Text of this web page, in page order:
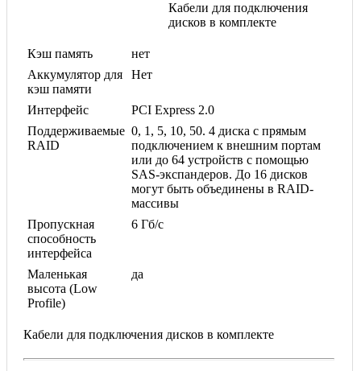
Кабели для подключения
дисков в комплекте
Кэш память
нет
Аккумулятор для
кэш памяти
Нет
Интерфейс
PCI Express 2.0
Поддерживаемые
RAID
0, 1, 5, 10, 50. 4 диска с прямым
подключением к внешним портам
или до 64 устройств с помощью
SAS-экспандеров. До 16 дисков
могут быть объединены в RAID-
массивы
Пропускная
способность
интерфейса
6 Гб/с
Маленькая
высота (Low
Profile)
да
Кабели для подключения дисков в комплекте